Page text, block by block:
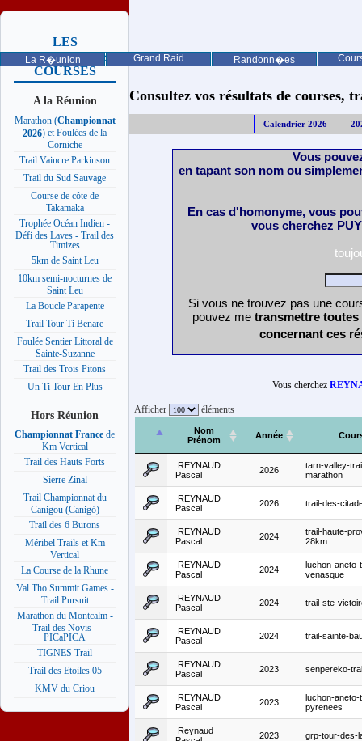
La R�union Grand Raid Randonn�es
LES
PROCHAINES
COURSES
A la Réunion
Marathon (Championnat
2026) et Foulées de la
Corniche
Trail Vaincre Parkinson
Trail du Sud Sauvage
Course de côte de
Takamaka
Trophée Océan Indien -
Défi des Laves - Trail des
Timizes
5km de Saint Leu
10km semi-nocturnes de
Saint Leu
La Boucle Parapente
Trail Tour Ti Benare
Foulée Sentier Littoral de
Sainte-Suzanne
Trail des Trois Pitons
Un Ti Tour En Plus
Hors Réunion
Championnat France de
Km Vertical
Trail des Hauts Forts
Sierre Zinal
Trail Championnat du
Canigou (Canigó)
Trail des 6 Burons
Méribel Trails et Km
Vertical
La Course de la Rhune
Val Tho Summit Games -
Trail Pursuit
Marathon du Montcalm -
Trail des Novis -
PICaPICA
TIGNES Trail
Trail des Etoiles 05
KMV du Criou
Consultez vos résultats de courses,
Calendrier 2026
Vous
en tapant son nom ou
En cas d'homonyme, vous
vous cherchez
Si vous ne trouvez pas une
pouvez me transmettre
concernant ces
Vous cherchez
Afficher éléments
Nom
Prénom
Année
REYNAUD
Pascal
2026
tarn-valley-
marathon
REYNAUD
Pascal
2026 trail-des-
REYNAUD
Pascal
2024
trail-haute-
28km
REYNAUD
Pascal
2024
luchon-aneto-
venasque
REYNAUD
Pascal
2024 trail-ste-
REYNAUD
Pascal
2024 trail-sainte-
REYNAUD
Pascal
2023 senpereko-
REYNAUD
Pascal
2023
luchon-aneto-
pyrenees
Reynaud
2023 grp-tour-des-